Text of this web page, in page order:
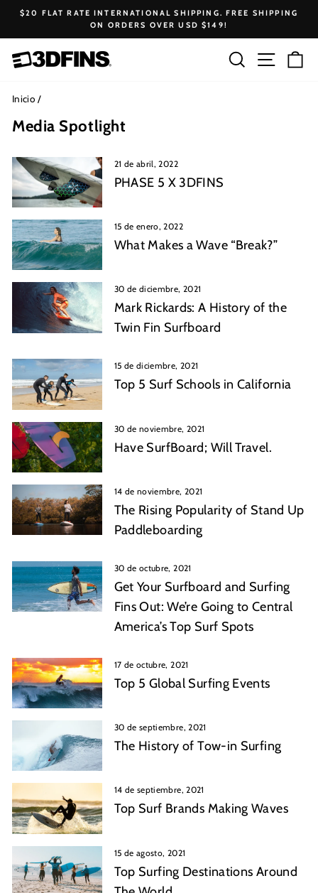
al
contenido
diapositivas
$20 FLAT RATE INTERNATIONAL SHIPPING. FREE SHIPPING
ON ORDERS OVER USD $149!
Buscar
Inicio /
Media Spotlight
21 de abril, 2022
PHASE 5 X 3DFINS
15 de enero, 2022
What Makes a Wave “Break?”
30 de diciembre, 2021
Mark Rickards: A History of the
Twin Fin Surfboard
15 de diciembre, 2021
Top 5 Surf Schools in California
30 de noviembre, 2021
Have SurfBoard; Will Travel.
14 de noviembre, 2021
The Rising Popularity of Stand Up
Paddleboarding
30 de octubre, 2021
Get Your Surfboard and Surfing
Fins Out: We’re Going to Central
America’s Top Surf Spots
17 de octubre, 2021
Top 5 Global Surfing Events
30 de septiembre, 2021
The History of Tow-in Surfing
14 de septiembre, 2021
Top Surf Brands Making Waves
15 de agosto, 2021
Top Surfing Destinations Around